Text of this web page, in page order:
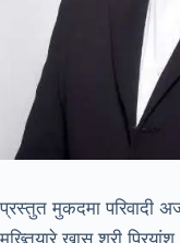
प्रस्तुत मुकदमा परिवादी